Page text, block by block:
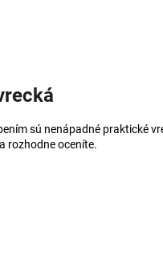
sú nenápadné praktické
rozhodne oceníte.